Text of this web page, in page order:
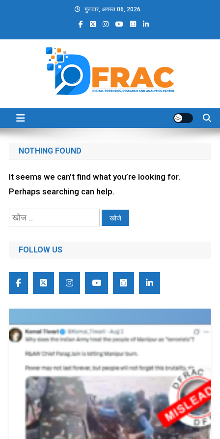
गुरूवार, अगस्त 06, 2026
DFRAC_ORG
NOTHING FOUND
It seems we can’t find what you’re looking for.
Perhaps searching can help.
निम्न
खोजें:FOLLOW US